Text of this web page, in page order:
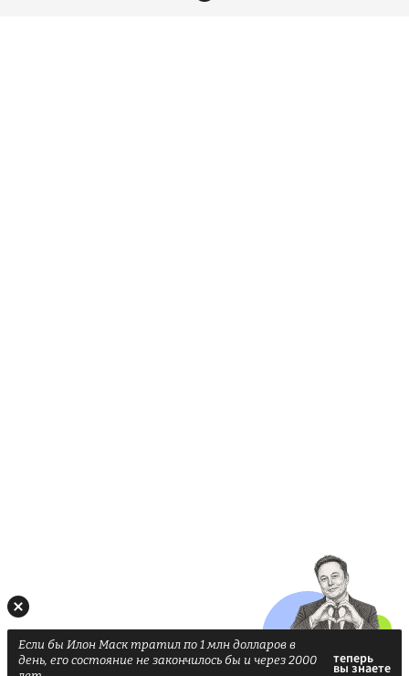
Если бы Илон Маск тратил по 1 млн долларов в
день, его состояние не закончилось бы и через 2000